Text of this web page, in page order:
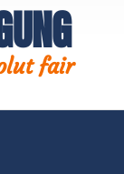
fair